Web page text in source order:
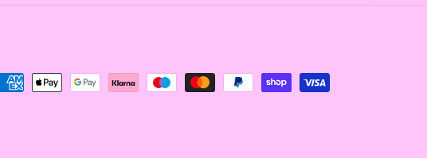
Zahlungsmethoden